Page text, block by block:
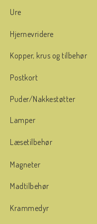
Ure
Hjernevridere
Kopper, krus og tilbehør
Postkort
Puder/Nakkestøtter
Lamper
Læsetilbehør
Magneter
Madtilbehør
Krammedyr